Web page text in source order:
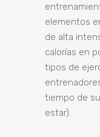
elementos
de alta
calorías en
tipos de
tiempo de
estar).